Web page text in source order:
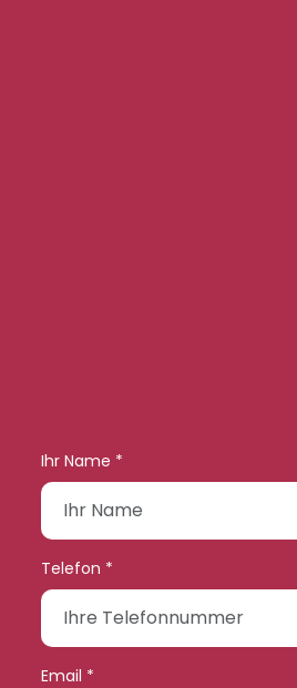
Ihr Name *
Telefon *
Email *